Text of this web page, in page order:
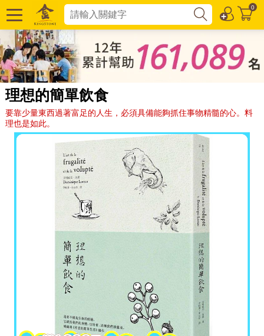
0
理想的簡單飲食
要靠少量東西過著富足的人生，必須具備能夠抓住事物精髓的心。料
理也是如此。